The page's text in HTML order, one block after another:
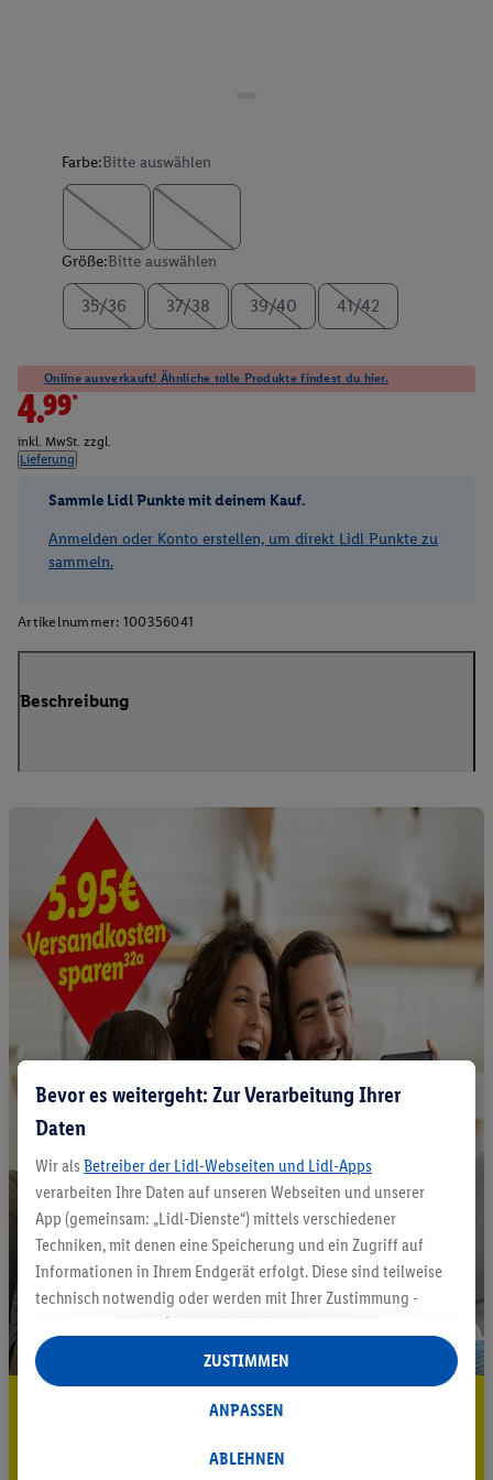
Farbe:Bitte auswählen
Größe:Bitte auswählen
35/36 37/38 39/40 41/42
Online ausverkauft! Ähnliche tolle Produkte findest du hier.
4.99*
inkl. MwSt. zzgl.
Lieferung
Sammle Lidl Punkte mit deinem Kauf.
Anmelden oder Konto erstellen, um direkt Lidl Punkte zu
sammeln.
Artikelnummer: 100356041
Beschreibung
5.95 € Versand sparen³²ᵃ
Bevor es weitergeht: Zur Verarbeitung Ihrer
Daten
Wir als Betreiber der Lidl-Webseiten und Lidl-Apps
verarbeiten Ihre Daten auf unseren Webseiten und unserer
App (gemeinsam: „Lidl-Dienste“) mittels verschiedener
Techniken, mit denen eine Speicherung und ein Zugriff auf
Informationen in Ihrem Endgerät erfolgt. Diese sind teilweise
technisch notwendig oder werden mit Ihrer Zustimmung -
auch durch Partner (u.a.
Verantwortliche; im Zusammenhang mit dem IAB TCF
insgesamt
Statistik-Erstellung oder für personalisierte Werbung
Datenverarbeitungen für personalisierte Werbung werden
ABLEHNEN
ANPASSEN
ZUSTIMMEN